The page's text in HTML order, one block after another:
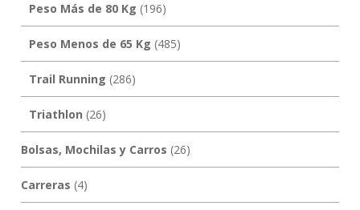
Peso Más de 80 Kg (196)
Peso Menos de 65 Kg (485)
Trail Running (286)
Triathlon (26)
Bolsas, Mochilas y Carros (26)
Carreras (4)